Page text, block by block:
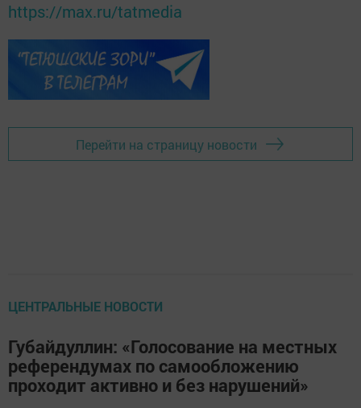
https://max.ru/tatmedia
Перейти на страницу новости
ЦЕНТРАЛЬНЫЕ НОВОСТИ
Губайдуллин: «Голосование на местных
референдумах по самообложению
проходит активно и без нарушений»